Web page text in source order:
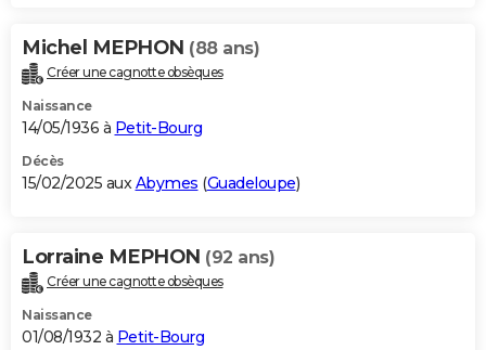
Carte de Noël
Carte Bonne année
Carte Saint-Valentin
Carte Pâques
Carte d'anniversaire
DICTIONNAIRE
Dictionnaire
Biographies
Citations
Expressions
Proverbes
PROGRAMME TV
S'inscrire
Se connecter
Lycées
Collèges
Primaires
Universités
Entreprises
Service militaire
Avis de recherche
AVIS DE DÉCÈS
Bricolage
Lifestyle
Culture
Sport
Auto
Television
Voyage
Cinema
Michel MEPHON (88 ans)
Créer une cagnotte obsèques
Naissance
14/05/1936 à Petit-Bourg
Décès
15/02/2025 auxAbymes (Guadeloupe)
Lorraine MEPHON (92 ans)
Créer une cagnotte obsèques
Naissance
01/08/1932 à Petit-Bourg